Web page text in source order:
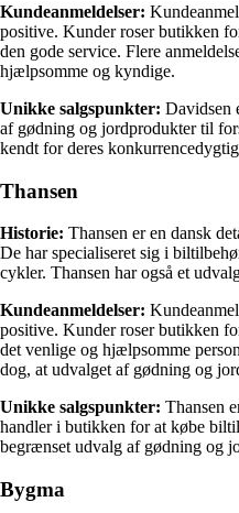
Kundeanmeldelser:
positive. Kunder roser butikken
den gode service. Flere
hjælpsomme og kyndige.
Unikke salgspunkter: Davidsen
af gødning og jordprodukter til
kendt for deres
Thansen
Historie: Thansen er en dansk
De har specialiseret sig i
cykler. Thansen har også et
Kundeanmeldelser:
positive. Kunder roser butikken
det venlige og hjælpsomme
dog, at udvalget af gødning og
Unikke salgspunkter: Thansen
handler i butikken for at købe
begrænset udvalg af gødning og
Bygma